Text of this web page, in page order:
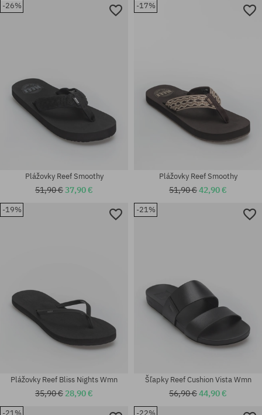
-26%
Plážovky Reef Smoothy
51,90 €37,90 €
-17%
Plážovky Reef Smoothy
51,90 €42,90 €
-19%
Plážovky Reef Bliss Nights Wmn
35,90 € 28,90 €
-21%
Šľapky Reef Cushion Vista Wmn
56,90 €44,90 €
-21% -22%